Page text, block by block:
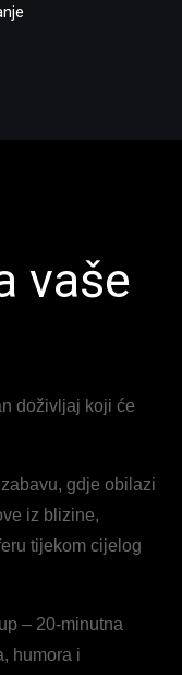
vaše
doživljaj koji će
gdje obilazi
iz blizine,
tijekom cijelog
– 20-minutna
humora i